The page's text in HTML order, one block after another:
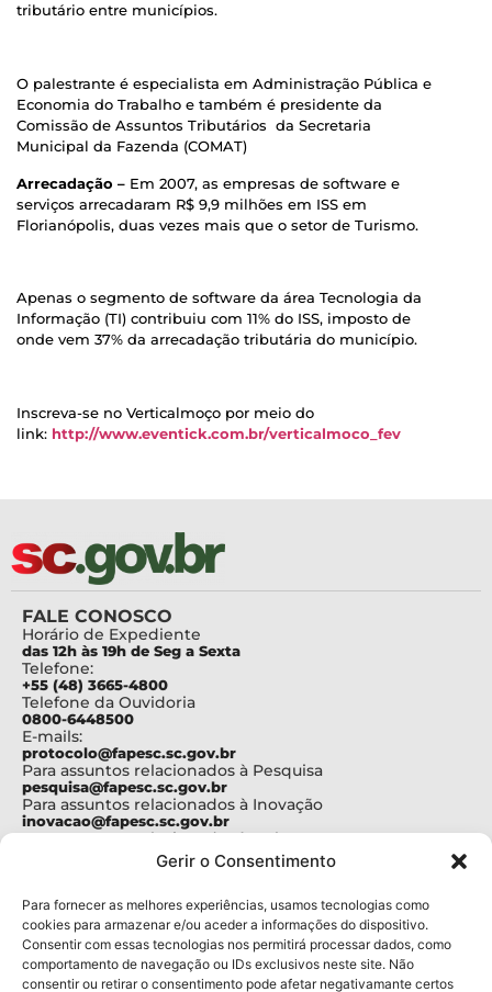
Gerir o Consentimento
Para fornecer as melhores experiências, usamos tecnologias como
cookies para armazenar e/ou aceder a informações do dispositivo.
Consentir com essas tecnologias nos permitirá processar dados, como
comportamento de navegação ou IDs exclusivos neste site. Não
consentir ou retirar o consentimento pode afetar negativamante certos
tributário entre municípios.
O palestrante é especialista em Administração Pública e
Economia do Trabalho e também é presidente da
Comissão de Assuntos Tributários da Secretaria
Municipal da Fazenda (COMAT)
Arrecadação – Em 2007, as empresas de software e
serviços arrecadaram R$ 9,9 milhões em ISS em
Florianópolis, duas vezes mais que o setor de Turismo.
Apenas o segmento de software da área Tecnologia da
Informação (TI) contribuiu com 11% do ISS, imposto de
onde vem 37% da arrecadação tributária do município.
Inscreva-se no Verticalmoço por meio do
link: http://www.eventick.com.br/verticalmoco_fev
FALE CONOSCO
Horário de Expediente
das 12h às 19h de Seg a Sexta
Telefone:
+55 (48) 3665-4800
Telefone da Ouvidoria
0800-6448500
E-mails:
protocolo@fapesc.sc.gov.br
Para assuntos relacionados à Pesquisa
pesquisa@fapesc.sc.gov.br
Para assuntos relacionados à Inovação
inovacao@fapesc.sc.gov.br
Para assuntos relacionados à Bolsas
bolsas@fapesc.sc.gov.br
Para assuntos relacionados à Prestação de Contas
Para assuntos relacionados à Plataforma
plataforma@fapesc.sc.gov.br
Encarregado de dados
Jair Artur da Silva dpo@fapesc.sc.gov.br 3665-4831